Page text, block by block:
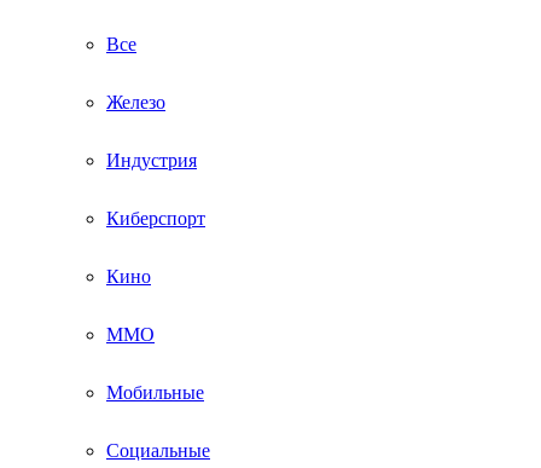
Все
Железо
Индустрия
Киберспорт
Кино
ММО
Мобильные
Социальные